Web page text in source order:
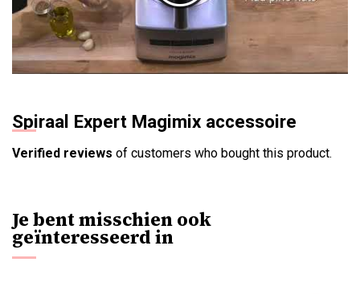
Spiraal Expert Magimix accessoire
Verified reviews of customers who bought this product.
Je bent misschien ook
geïnteresseerd in